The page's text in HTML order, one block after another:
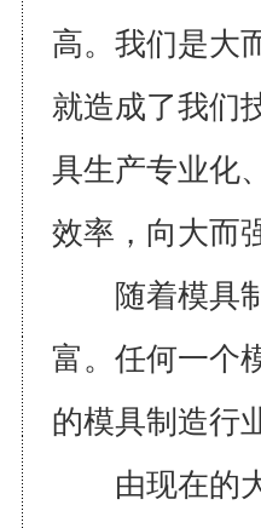
高。我们是大
就造成了我们
具生产专业化
效率，向大
随着模具制
富。任何一个
的模具制造
由现在的大